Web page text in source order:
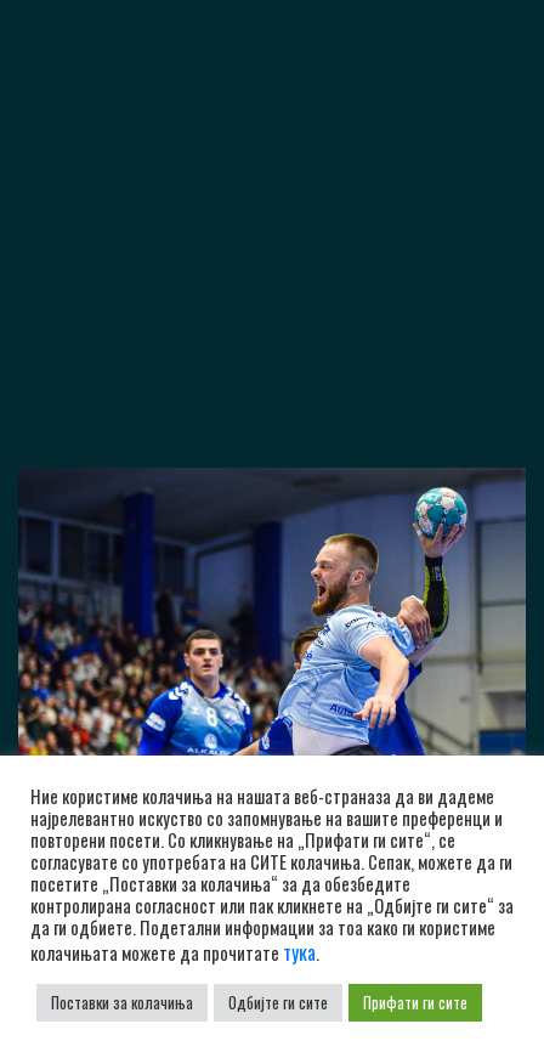
Ние користиме колачиња на нашата веб-страназа да ви дадеме
најрелевантно искуство со запомнување на вашите преференци и
повторени посети. Со кликнување на „Прифати ги сите“, се
согласувате со употребата на СИТЕ колачиња. Сепак, можете да ги
посетите „Поставки за колачиња“ за да обезбедите
контролирана согласност или пак кликнете на „Одбијте ги сите“ за
да ги одбиете. Подетални информации за тоа како ги користиме
колачињата можете да прочитате тука.
Поставки за колачиња Одбијте ги сите Прифати ги сите